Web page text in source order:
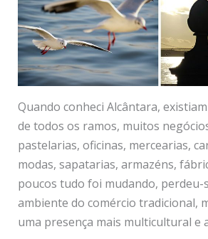
Quando conheci Alcântara,
de todos os ramos, muitos
pastelarias, oficinas, mercearias,
modas, sapatarias, armazéns,
poucos tudo foi mudando, perdeu-
ambiente do comércio tradicional,
uma presença mais multicultural e